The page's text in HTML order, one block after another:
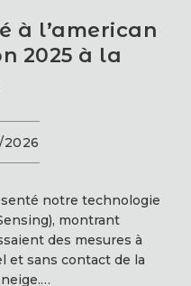
à l’american
2025 à la
2026
notre technologie
montrant
des mesures à
et sans contact de la